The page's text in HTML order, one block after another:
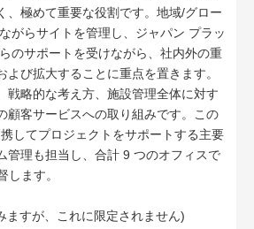
、極めて重要な役割です。地域/グロー
がらサイトを管理し、ジャパン プラッ
のサポートを受けながら、社内外の重
よび拡大することに重点を置きます。
戦略的な考え方、施設管理全体に対す
顧客サービスへの取り組みです。この
してプロジェクトをサポートする主要
管理も担当し、合計 9 つのオフィスで
します。
ますが、これに限定されません)